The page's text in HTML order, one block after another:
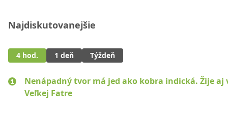
Najdiskutovanejšie
4 hod. 1 deň Týždeň
Nenápadný tvor má jed ako kobra indická. Žije aj
Veľkej Fatre